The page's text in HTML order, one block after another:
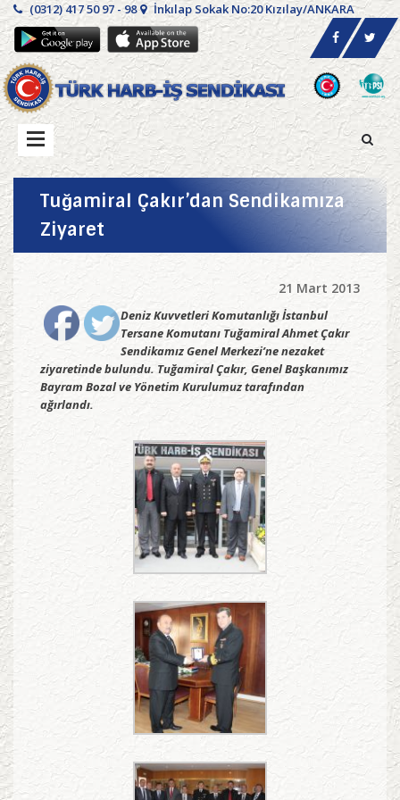
(0312) 417 50 97 - 98 İnkılap Sokak No:20 Kızılay/ANKARA
Tuğamiral Çakır’dan Sendikamıza
Ziyaret
21 Mart 2013
Deniz Kuvvetleri Komutanlığı İstanbul
Tersane Komutanı Tuğamiral Ahmet Çakır
Sendikamız Genel Merkezi’ne nezaket
ziyaretinde bulundu. Tuğamiral Çakır, Genel Başkanımız
Bayram Bozal ve Yönetim Kurulumuz tarafından
ağırlandı.